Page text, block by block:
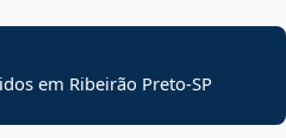
em Ribeirão Preto-SP